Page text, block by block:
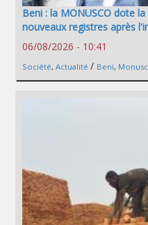
Beni : la MONUSCO dote
nouveaux registres après
06/08/2026 - 10:41
Société, Actualité / Beni,